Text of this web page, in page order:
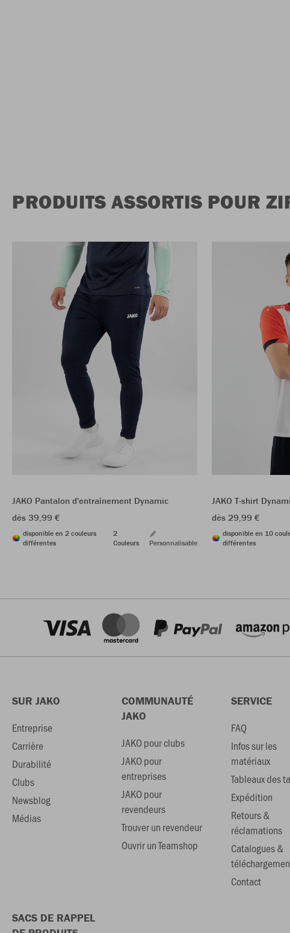
PRODUITS ASSORTIS POUR
JAKO Pantalon d'entraînement Dynamic
dès 39,99 €
disponible en 2 couleurs
différentes
2
Couleurs
Personnalisable
JAKO T-shirt
dès 29,99 €
disponible en 10
différentes
SUR JAKO
Entreprise
Carrière
Durabilité
Clubs
Newsblog
Médias
COMMUNAUTÉ
JAKO
JAKO pour clubs
JAKO pour
entreprises
JAKO pour
revendeurs
Trouver un revendeur
Ouvrir un Teamshop
SERVICE
FAQ
Infos sur les
matériaux
Tableaux des
Expédition
Retours &
réclamations
Catalogues &
Contact
SACS DE RAPPEL